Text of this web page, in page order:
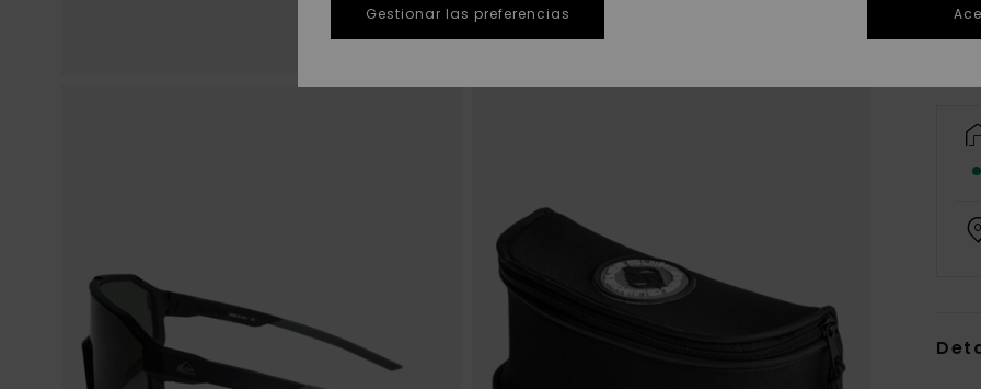
Gestionar las preferencias